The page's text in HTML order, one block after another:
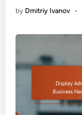
by Dmitriy Ivanov •